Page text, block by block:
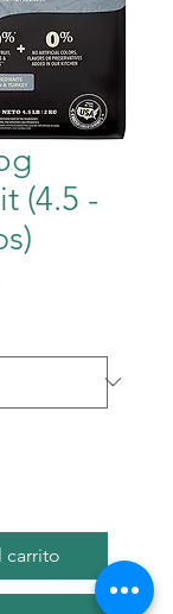
(4.5 -
carrito